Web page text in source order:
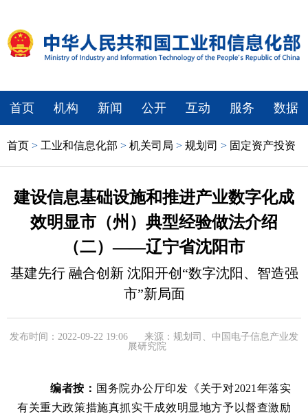
首页 机构 新闻 公开 互动 服务 数据
首页 > 工业和信息化部 > 机关司局 > 规划司 > 固定资产投资
建设信息基础设施和推进产业数字化成
效明显市（州）典型经验做法介绍
（二）——辽宁省沈阳市
基建先行 融合创新 沈阳开创“数字沈阳、智造强
市”新局面
发布时间：2022-09-22 19:06
来源：规划司、中国电子信息产业发
展研究院
编者按： 国务院办公厅印发《关于对2021 年落实
有关重大政策措施真抓实干成效明显地方予以督查激励